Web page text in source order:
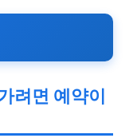
려면 예약이